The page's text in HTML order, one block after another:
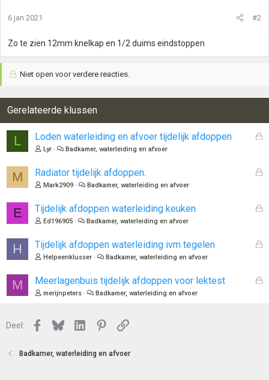
6 jan 2021 #2
Zo te zien 12mm knelkap en 1/2 duims eindstoppen
Niet open voor verdere reacties.
Gerelateerde klussen
L
G
n
Loden waterleiding en afvoer tijdelijk afdoppen
Lyr Badkamer, waterleiding en afvoer
M
G
n
Radiator tijdelijk afdoppen.
Mark2909 Badkamer, waterleiding en afvoer
E
G
n
Tijdelijk afdoppen waterleiding keuken
Ed196905 Badkamer, waterleiding en afvoer
H
G
Tijdelijk afdoppen waterleiding ivm tegelen
Helpeenklusser Badkamer, waterleiding en afvoer
M
G
Meerlagenbuis tijdelijk afdoppen voor lektest
merijnpeters Badkamer, waterleiding en afvoer
Deel: Facebook
BlueskyLinkedInPinterest
Link
Badkamer, waterleiding en afvoer